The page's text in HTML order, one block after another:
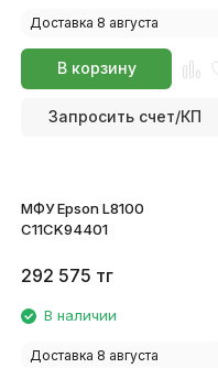
Доставка 8 августа
В корзину
Запросить счет/КП
МФУ Epson L8100
C11CK94401
292 575 тг
В наличии
Доставка 8 августа